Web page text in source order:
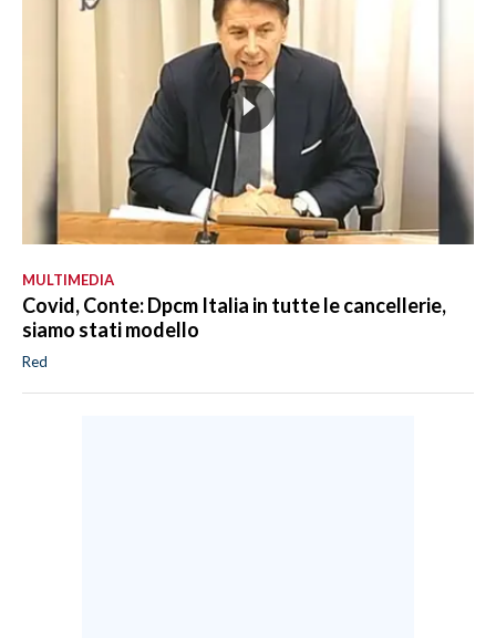
MULTIMEDIA
Covid, Conte: Dpcm Italia in tutte le cancellerie,
siamo stati modello
Red